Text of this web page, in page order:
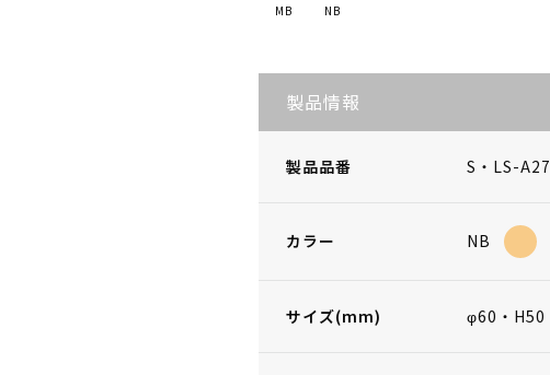
MB NB
製品情報
製品品番 S・LS-
カラー NB
サイズ(mm) φ60・H50